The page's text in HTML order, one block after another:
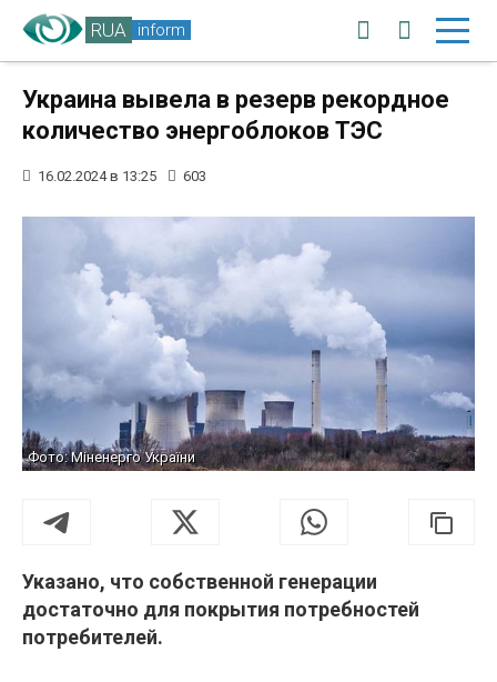
RUA inform
Украина вывела в резерв рекордное
количество энергоблоков ТЭС
16.02.2024 в 13:25 603
Фото: Міненерго України
Указано, что собственной генерации
достаточно для покрытия потребностей
потребителей.